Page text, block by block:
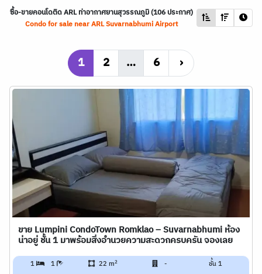
ซื้อ-ขายคอนโดติดARLท่าอากาศยานสุวรรณภูมิ (106 ประกาศ)
Condo for sale nearARLSuvarnabhumi Airport
1 2 … 6 ›
ขาย Lumpini CondoTown Romklao – Suvarnabhumi ห้อง
น่าอยู่ ชั้น 1 มาพร้อมสิ่งอำนวยความสะดวกครบครัน จองเลย
1 1 22 m2 - ชั้น 1